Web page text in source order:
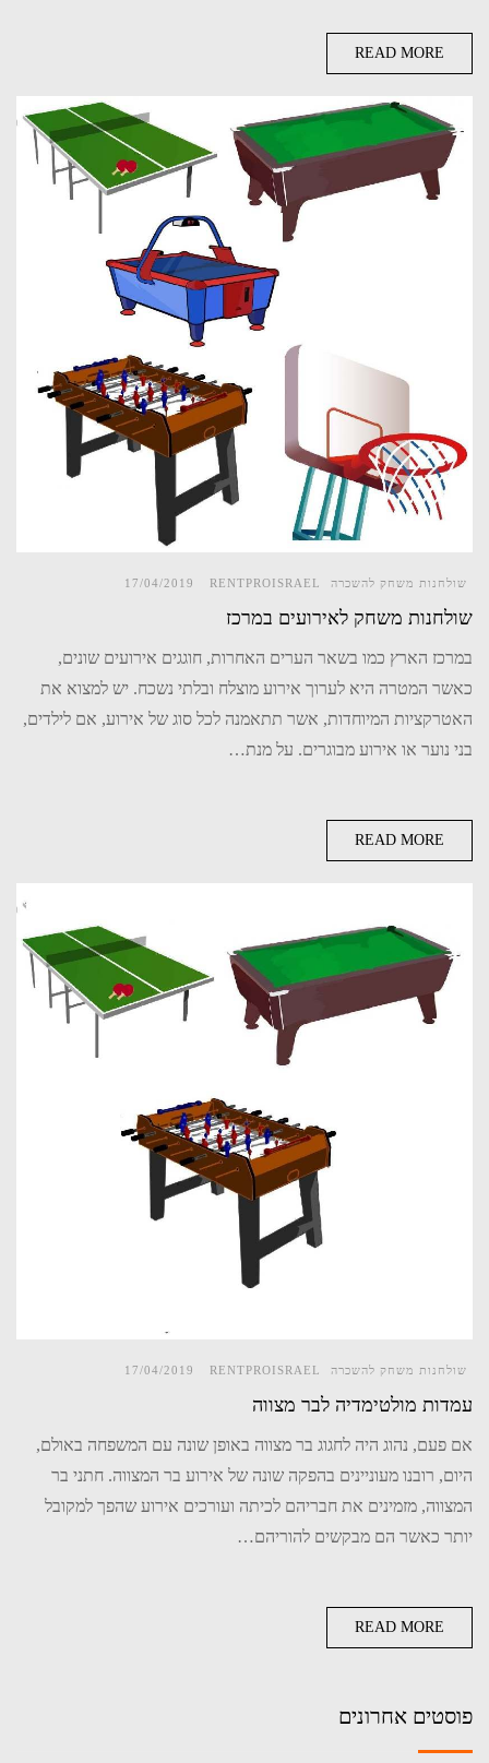
READ MORE
שולחנות משחק להשכרה RENTPROISRAEL
17/04/2019
שולחנות משחק לאירועים במרכז
במרכז הארץ כמו בשאר הערים האחרות, חוגגים אירועים שונים,
כאשר המטרה היא לערוך אירוע מוצלח ובלתי נשכח. יש למצוא את
האטרקציות המיוחדות, אשר תתאמנה לכל סוג של אירוע, אם לילדים,
בני נוער או אירוע מבוגרים. על מנת…
READ MORE
שולחנות משחק להשכרה RENTPROISRAEL
17/04/2019
עמדות מולטימדיה לבר מצווה
אם פעם, נהוג היה לחגוג בר מצווה באופן שונה עם המשפחה באולם,
היום, רובנו מעוניינים בהפקה שונה של אירוע בר המצווה. חתני בר
המצווה, מזמינים את חבריהם לכיתה ועורכים אירוע שהפך למקובל
יותר כאשר הם מבקשים להוריהם…
READ MORE
פוסטים אחרונים